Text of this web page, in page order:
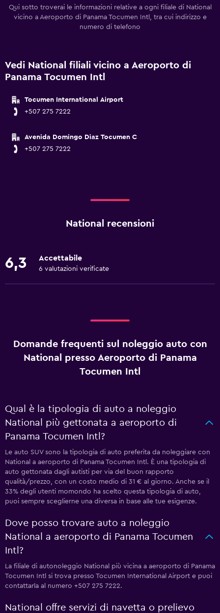
Qui sotto troverai le informazioni relative a ogni filiale di National
vicino a Aeroporto di Panama Tocumen Intl, tra cui indirizzo e
numero di telefono
Vedi National filiali vicino a Aeroporto di
Panama Tocumen Intl
Tocumen International Airport
+507 275 7222
Avenida Domingo Diaz Tocumen C
+507 275 7222
National recensioni
6,3 Accettabile
6 valutazioni verificate
Domande frequenti sul noleggio auto con
National presso Aeroporto di Panama
Tocumen Intl
Qual è la tipologia di auto a noleggio
National più gettonata a aeroporto di
Panama Tocumen Intl?
Le auto SUV sono la tipologia di auto preferita da noleggiare con
National a aeroporto di Panama Tocumen Intl. È una tipologia di
auto gettonata dagli autisti per via del buon rapporto
qualità/prezzo, con un costo medio di 31 € al giorno. Anche se il
33% degli utenti momondo ha scelto questa tipologia di auto,
puoi sempre sceglierne una diversa in base alle tue esigenze.
Dove posso trovare auto a noleggio
National a aeroporto di Panama Tocumen
Intl?
La filiale di autonoleggio National più vicina a aeroporto di Panama
Tocumen Intl si trova presso Tocumen International Airport e puoi
contattarla al numero +507 275 7222.
National offre servizi di navetta o prelievo